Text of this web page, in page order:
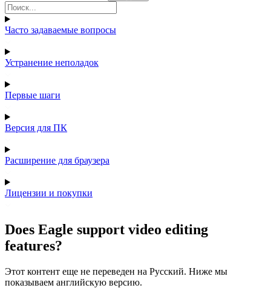
Часто задаваемые вопросы
Устранение неполадок
Первые шаги
Версия для ПК
Расширение для браузера
Лицензии и покупки
Does Eagle support video editing
features?
Этот контент еще не переведен на Русский. Ниже мы
показываем английскую версию.